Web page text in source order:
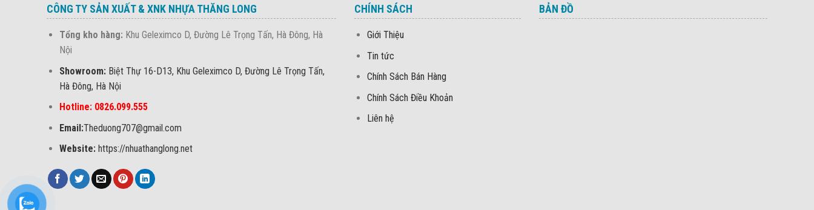
CÔNG TY SẢN XUẤT & XNK NHỰA THĂNG LONG
Tổng kho hàng: Khu Geleximco D, Đường Lê Trọng Tấn, Hà Đông, Hà
Nội
Showroom: Biệt Thự 16-D13, Khu Geleximco D, Đường Lê Trọng Tấn,
Hà Đông, Hà Nội
Hotline: 0826.099.555
Email:Theduong707@gmail.com
Website:https://nhuathanglong.net
CHÍNH SÁCH
Giới Thiệu
Tin tức
Chính Sách Bán Hàng
Chính Sách Điều Khoản
Liên hệ
BẢN ĐỒ